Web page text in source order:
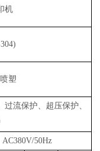
机
塑
流保护、超压保护、
AC380V/50Hz